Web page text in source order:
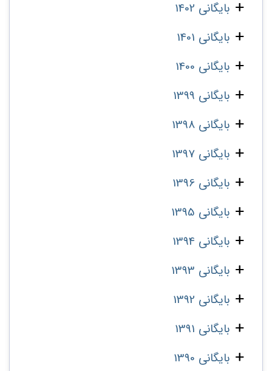
بایگانی 1402
بایگانی 1401
بایگانی 1400
بایگانی 1399
بایگانی 1398
بایگانی 1397
بایگانی 1396
بایگانی 1395
بایگانی 1394
بایگانی 1393
بایگانی 1392
بایگانی 1391
بایگانی 1390